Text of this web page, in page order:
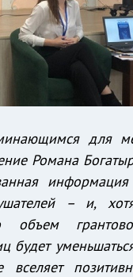
для
Романа
– и,
объем
будет
вселяет